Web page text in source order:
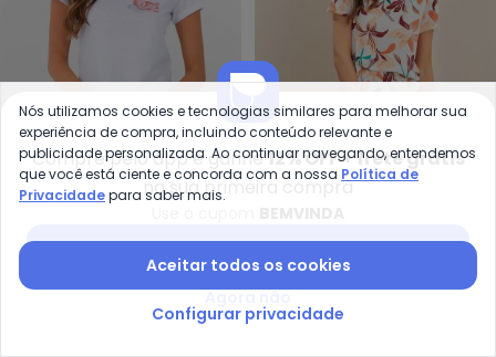
Alma Dolce - Pijama (Estrelas)
Malha
ALMA DOLCE
R$ 31,99R$ 69,99
Renda (Folhagem
Branco)
ALMA DOLCE
R$ 34,99R$ 89,99
-48%
Compre pelo app e ganhe12% OFF + frete grátis
na sua primeira compra
Nós utilizamos cookies e tecnologias similares para melhorar sua
experiência de compra, incluindo conteúdo relevante e
publicidade personalizada. Ao continuar navegando, entendemos
que você está ciente e concorda com a nossa Política de
Privacidadepara saber mais.
Aceitar todos os cookies
Configurar privacidade